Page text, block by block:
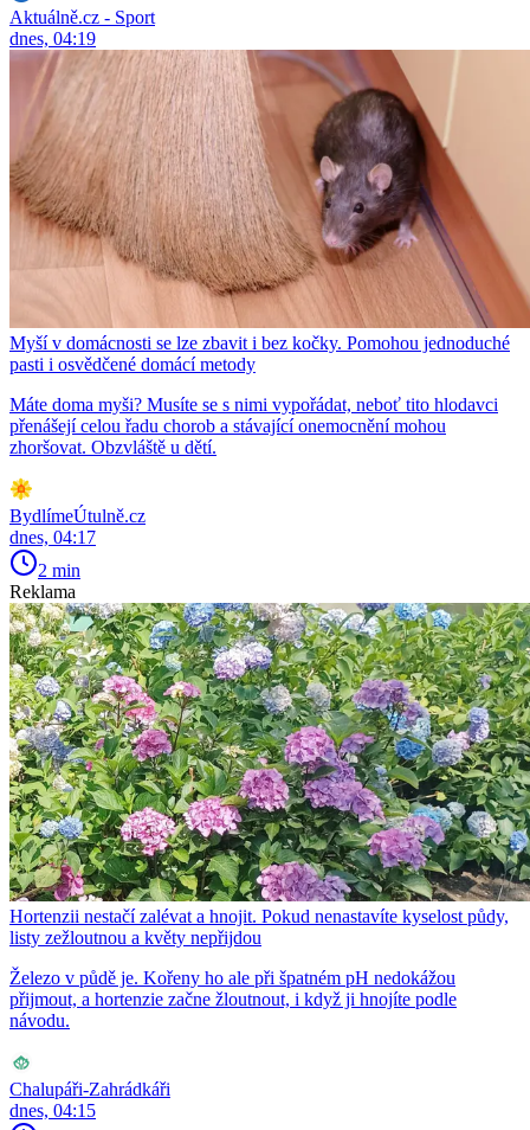
Aktuálně.cz - Sport
dnes, 04:19
Myší v domácnosti se lze zbavit i bez kočky. Pomohou jednoduché
pasti i osvědčené domácí metody
Máte doma myši? Musíte se s nimi vypořádat, neboť tito hlodavci
přenášejí celou řadu chorob a stávající onemocnění mohou
zhoršovat. Obzvláště u dětí.
BydlímeÚtulně.cz
dnes, 04:17
2 min
Reklama
Hortenzii nestačí zalévat a hnojit. Pokud nenastavíte kyselost půdy,
listy zežloutnou a květy nepřijdou
Železo v půdě je. Kořeny ho ale při špatném pH nedokážou
přijmout, a hortenzie začne žloutnout, i když ji hnojíte podle
návodu.
Chalupáři-Zahrádkáři
dnes, 04:15